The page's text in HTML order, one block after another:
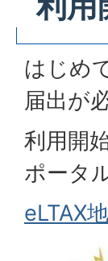
はじめ
届出が
利用開
ポータ
eLTAX